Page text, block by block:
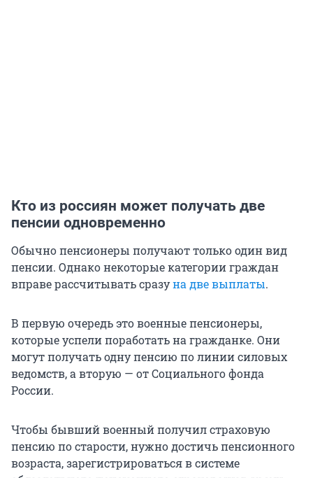
Кто из россиян может получать две
пенсии одновременно
Обычно пенсионеры получают только один вид
пенсии. Однако некоторые категории граждан
вправе рассчитывать сразуна две выплаты.
В первую очередь это военные пенсионеры,
которые успели поработать на гражданке. Они
могут получать одну пенсию по линии силовых
ведомств, а вторую — от Социального фонда
России.
Чтобы бывший военный получил страховую
пенсию по старости, нужно достичь пенсионного
возраста, зарегистрироваться в системе